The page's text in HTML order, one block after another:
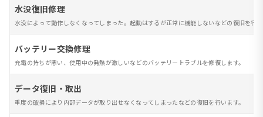
水没復旧修理
水没によって動作しなくなってしまった。起動はするが正常に機能しないなどの復旧を行
バッテリー交換修理
充電の持ちが悪い、使用中の発熱が激しいなどのバッテリートラブルを修復します。
データ復旧・取出
重度の破損により内部データが取り出せなくなってしまったなどの復旧を行います。